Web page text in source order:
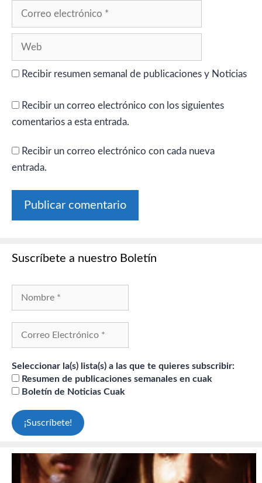
Recibir resumen semanal de publicaciones y Noticias
Recibir un correo electrónico con los siguientes
comentarios a esta entrada.
Recibir un correo electrónico con cada nueva
entrada.
Suscríbete a nuestro Boletín
Seleccionar la(s) lista(s) a las que te quieres subscribir:
Resumen de publicaciones semanales en cuak
Boletín de Noticias Cuak